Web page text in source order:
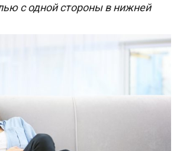
с одной стороны в нижней